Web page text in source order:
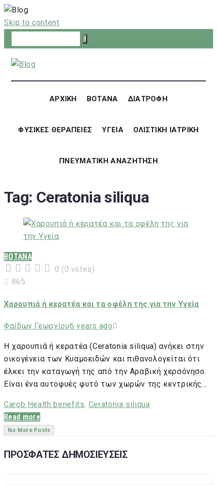
Skip to content
ΑΡΧΙΚΗ ΒΟΤΑΝΑ ΔΙΑΤΡΟΦΗ
ΦΥΣΙΚΕΣ ΘΕΡΑΠΕΙΕΣ ΥΓΕΙΑ ΟΛΙΣΤΙΚΗ ΙΑΤΡΙΚΗ
ΠΝΕΥΜΑΤΙΚΗ ΑΝΑΖΗΤΗΣΗ
Tag: Ceratonia siliqua
ΒΟΤΑΝΑ
2
1
0 (0 votes)
865
Χαρουπιά ή κερατέα και τα οφέλη της για την Υγεία
Φαίδων Γεωργίου6 years ago0
Η χαρουπιά ή κερατέα (Ceratonia siliqua) ανήκει στην
οικογένεια των Κυαμοειδών και πιθανολογείται ότι
έλκει την καταγωγή της από την Αραβική χερσόνησο.
Είναι ένα αυτοφυές φυτό των χωρών της κεντρικής…
Carob Health benefits, Ceratonia siliqua
Read more
No More Posts
ΠΡΟΣΦΑΤΕΣ ΔΗΜΟΣΙΕΥΣΕΙΣ